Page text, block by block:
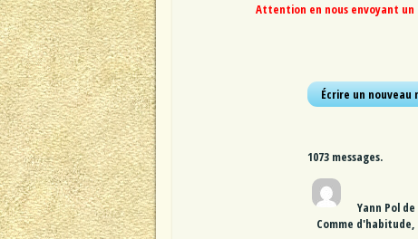
Attention en nous envoyant un
1073 messages.
Yann Pol de
Comme